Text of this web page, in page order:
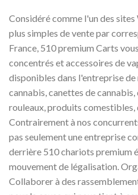
Considéré comme l'un des sites
plus simples de vente par
France, 510 premium Carts
concentrés et accessoires de
disponibles dans l'entreprise
cannabis, canettes de
rouleaux, produits
Contrairement à nos
pas seulement une entreprise
derrière 510 chariots premium
mouvement de légalisation.
Collaborer à des